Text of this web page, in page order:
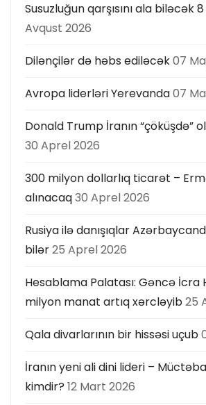
ı
Susuzluğun qarşısını ala biləcək
Avqust 2026
Dilənçilər də həbs ediləcək07
Avropa liderləri Yerevanda07
Donald Trump İranın “çöküşdə”
30 Aprel 2026
300 milyon dollarlıq ticarət –
alınacaq30 Aprel 2026
Rusiya ilə danışıqlar
bilər25 Aprel 2026
Hesablama Palatası: Gəncə İcra
milyon manat artıq xərcləyib25
Qala divarlarının bir hissəsi uçub
İranın yeni ali dini lideri –
kimdir? 12 Mart 2026